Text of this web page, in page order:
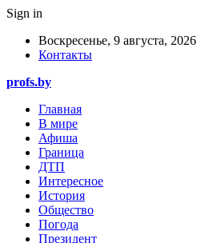
Sign in
Воскресенье, 9 августа, 2026
Контакты
profs.by
Главная
В мире
Афиша
Граница
ДТП
Интересное
История
Общество
Погода
Президент